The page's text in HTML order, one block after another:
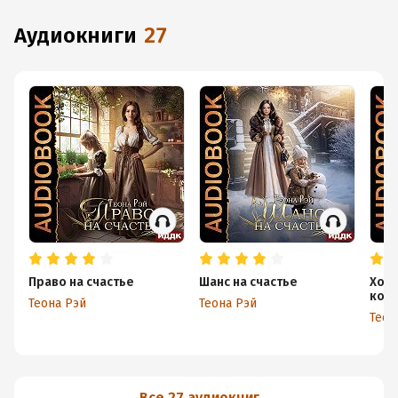
аудиокниги 27
Право на счастье
Теона Рэй
Шанс на счастье
Теона Рэй